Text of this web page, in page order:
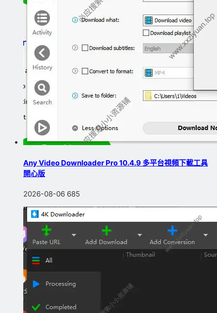
Any Video Downloader Pro 10.4.9 多平台視頻下載工具
開心版
2026-08-06 685